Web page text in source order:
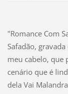
"Romance Com
Safadão,
meu cabelo, que
cenário que é
dela Vai